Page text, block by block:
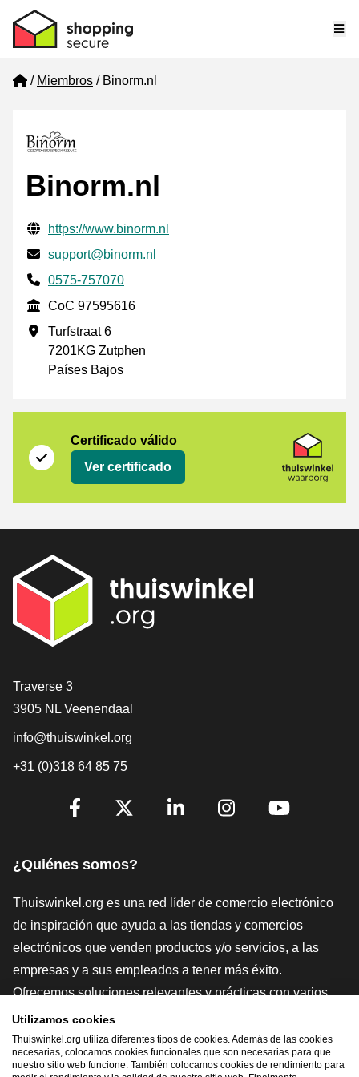
Home
Miembros Binorm.nl
Binorm.nl
Información de contacto verificada
Website URL
https://www.binorm.nl
Envía un correo electrónico a
support@binorm.nl
Phone number
0575-757070
CoC
CoC 97595616
Dirección de la empresa
Turfstraat 6
7201KG Zutphen
Países Bajos
Certificado válido
Ver certificado
[_General:Contact]
Traverse 3
3905 NL Veenendaal
info@thuiswinkel.org
+31 (0)318 64 85 75
[_General:SocialMediaTitle]
¿Quiénes somos?
Thuiswinkel.org es una red líder de comercio electrónico
de inspiración que ayuda a las tiendas y comercios
electrónicos que venden productos y/o servicios, a las
empresas y a sus empleados a tener más éxito.
Ofrecemos soluciones relevantes y prácticas con varios
sellos de confianza, Thuiswinkel Reviews, herramientas y
asesoramiento jurídico, defensa, estudios de mercado, y
tenemos nuestra propia plataforma educativa, la
Utilizamos cookies
Thuiswinkel.org utiliza diferentes tipos de cookies. Además de las cookies
necesarias, colocamos cookies funcionales que son necesarias para que
nuestro sitio web funcione. También colocamos cookies de rendimiento para